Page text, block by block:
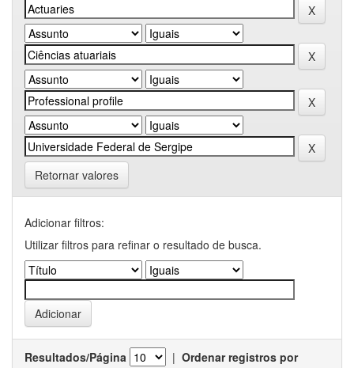
Retornar valores
Adicionar filtros:
Utilizar filtros para refinar o resultado de busca.
Resultados/Página | Ordenar registros por